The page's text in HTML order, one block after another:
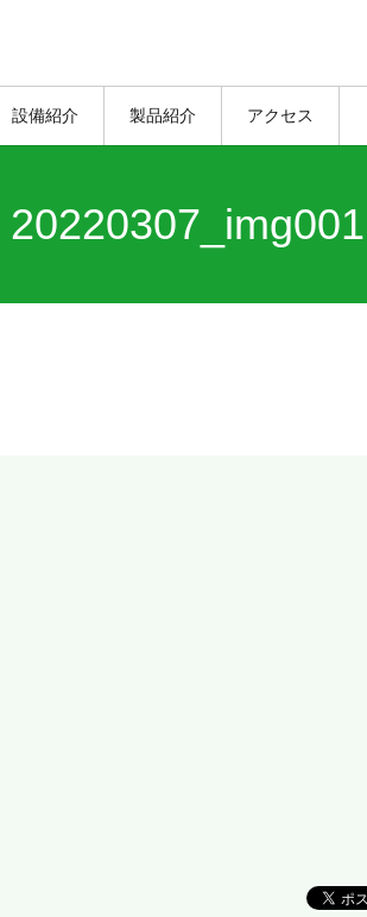
設備紹介 製品紹介 アクセス
20220307_img001